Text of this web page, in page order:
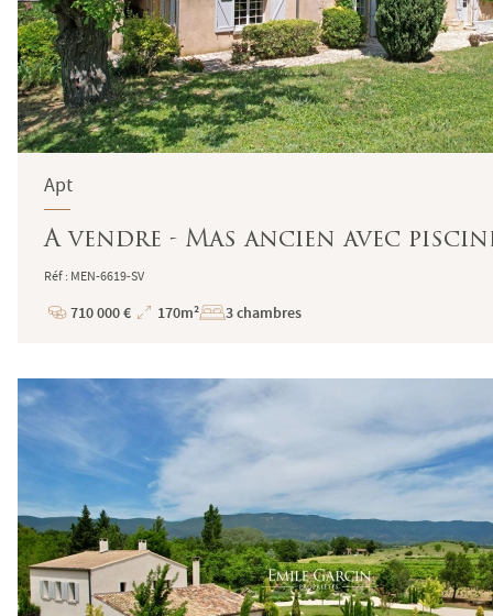
Apt
A vendre - Mas ancien avec
Réf : MEN-6619-SV
Prix
710 000 €
Superficie
170m² 3 chambres